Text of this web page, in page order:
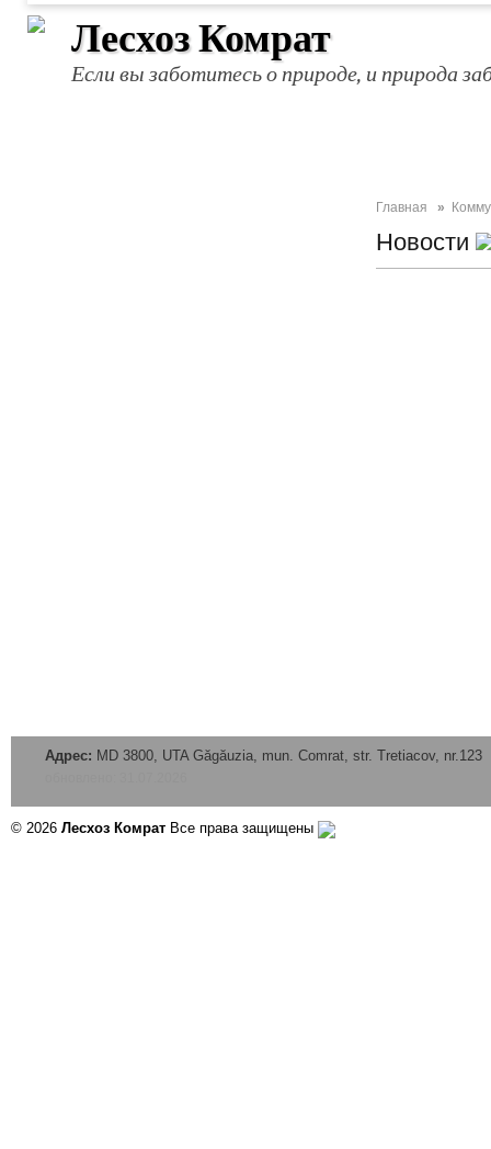
Лесхоз Комрат
Если вы заботитесь о природе, и природа
Главная »
Новости
Адрес: MD 3800, UTA Găgăuzia, mun. Comrat, str. Tretiacov, nr.123
© 2026 Лесхоз Комрат Все права защищены